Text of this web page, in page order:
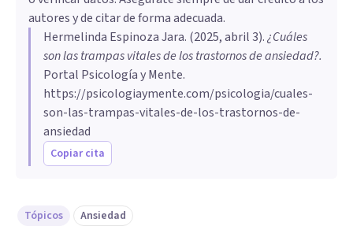
autores y de citar de forma adecuada.
Hermelinda Espinoza Jara. (2025, abril 3).¿Cuáles
son las trampas vitales de los trastornos de ansiedad?.
Portal Psicología y Mente.
https://psicologiaymente.com/psicologia/cuales-
son-las-trampas-vitales-de-los-trastornos-de-
ansiedad
Copiar cita
Tópicos Ansiedad